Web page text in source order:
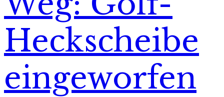
Heckscheibe
eingeworfen